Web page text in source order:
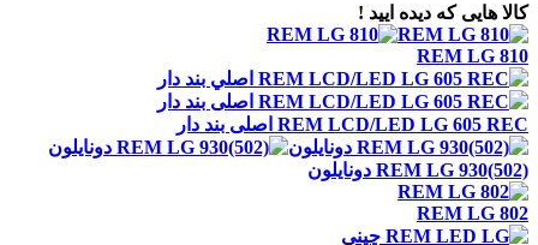
کالا هایی که دیده ایید !
REM LG 810
REM LCD/LED LG 605 REC اصلی بند دار
REM LG 930(502) دونايلون
REM LG 802